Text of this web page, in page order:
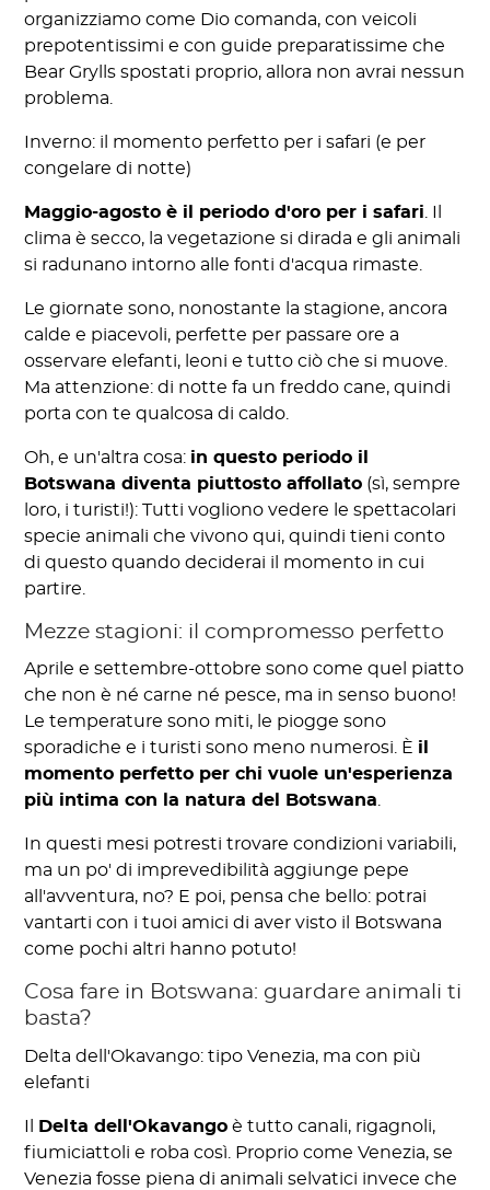
organizziamo come Dio comanda, con veicoli
prepotentissimi e con guide preparatissime che
Bear Grylls spostati proprio, allora non avrai nessun
problema.
Inverno: il momento perfetto per i safari (e per
congelare di notte)
Maggio-agosto è il periodo d'oro per i safari
clima è secco, la vegetazione si dirada e gli animali
si radunano intorno alle fonti d'acqua rimaste.
Le giornate sono, nonostante la stagione, ancora
calde e piacevoli, perfette per passare ore a
osservare elefanti, leoni e tutto ciò che si muove.
Ma attenzione: di notte fa un freddo cane, quindi
porta con te qualcosa di caldo.
Oh, e un'altra cosa: in questo periodo il
Botswana diventa piuttosto affollato (sì, sempre
loro, i turisti!): Tutti vogliono vedere le spettacolari
specie animali che vivono qui, quindi tieni conto
di questo quando deciderai il momento in cui
partire.
Mezze stagioni: il compromesso perfetto
Aprile e settembre-ottobre sono come quel piatto
che non è né carne né pesce, ma in senso buono!
Le temperature sono miti, le piogge sono
sporadiche e i turisti sono meno numerosi. È il
momento perfetto per chi vuole un'esperienza
più intima con la natura del Botswana.
In questi mesi potresti trovare condizioni variabili,
ma un po' di imprevedibilità aggiunge pepe
all'avventura, no? E poi, pensa che bello: potrai
vantarti con i tuoi amici di aver visto il Botswana
come pochi altri hanno potuto!
Cosa fare in Botswana: guardare animali ti
basta?
Delta dell'Okavango: tipo Venezia, ma con più
elefanti
Il Delta dell'Okavango è tutto canali, rigagnoli,
fiumiciattoli e roba così. Proprio come Venezia, se
Venezia fosse piena di animali selvatici invece che